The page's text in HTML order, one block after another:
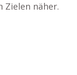
Zielen näher.